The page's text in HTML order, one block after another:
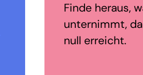
Finde heraus,
unternimmt,
null erreicht.